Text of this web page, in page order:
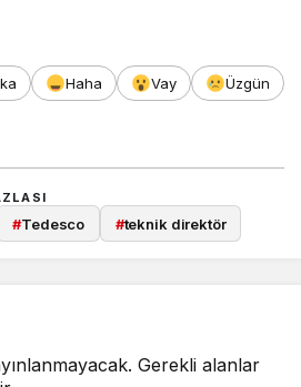
Haha Vay
Üzgün
#Tedesco #teknik direktör
Gerekli alanlar